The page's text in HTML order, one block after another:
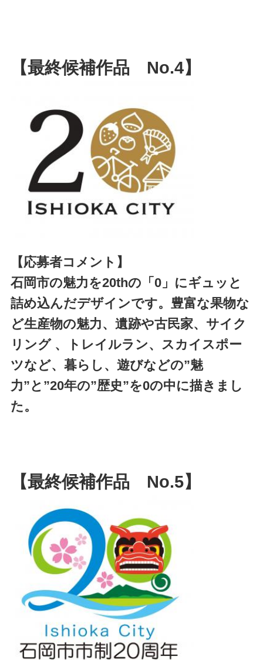
【最終候補作品 No.4】
【応募者コメント】
石岡市の魅力を20thの「0」にギュッと
詰め込んだデザインです。豊富な果物な
ど生産物の魅力、遺跡や古民家、サイク
リング 、トレイルラン、スカイスポー
ツなど、暮らし、遊びなどの”魅
力”と”20年の”歴史”を0の中に描きまし
た。
【最終候補作品 No.5】